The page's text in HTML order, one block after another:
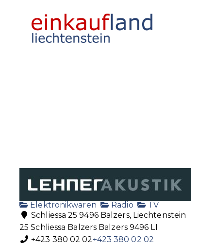
Elektronikwaren Radio
TV
Schliessa 25 9496 Balzers, Liechtenstein
25 Schliessa Balzers Balzers 9496 LI
+423 380 02 02+423 380 02 02